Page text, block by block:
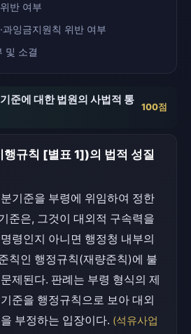
반 여부
과잉금지원칙 위반 여부
및 소결
준에 대한 법원의 사법적 통
100점
행규칙 [별표 1])의 법적 성질
기준을 부령에 위임하여 정한
준은, 그것이 대외적 구속력을
령인지 아니면 행정청 내부의
칙인 행정규칙(재량준칙)에 불
제된다. 판례는 부령 형식의 제
준을 행정규칙으로 보아 대외
부정하는 입장이다. (석유사업